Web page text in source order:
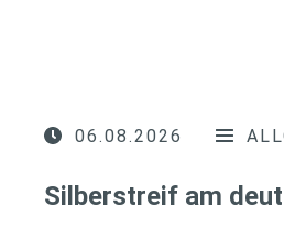
06.08.2026
Silberstreif am